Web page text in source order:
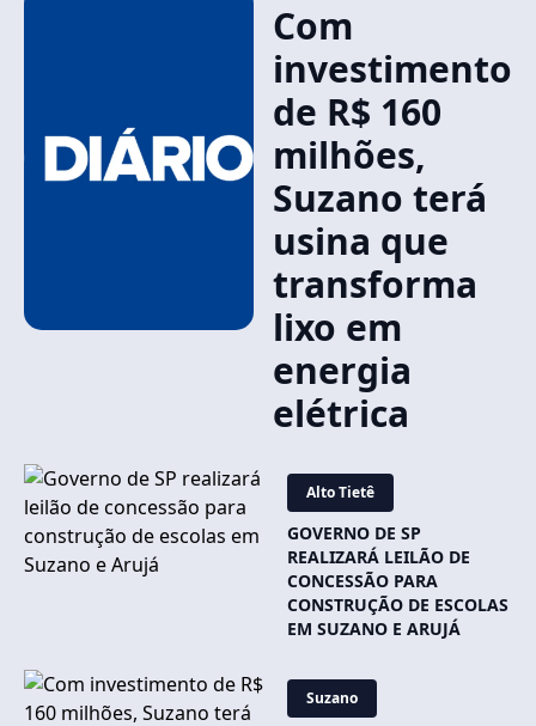
Com
investimento
de R$ 160
milhões,
Suzano terá
usina que
transforma
lixo em
energia
elétrica
Alto Tietê
GOVERNO DE SP
REALIZARÁ LEILÃO DE
CONCESSÃO PARA
CONSTRUÇÃO DE ESCOLAS
EM SUZANO E ARUJÁ
Suzano